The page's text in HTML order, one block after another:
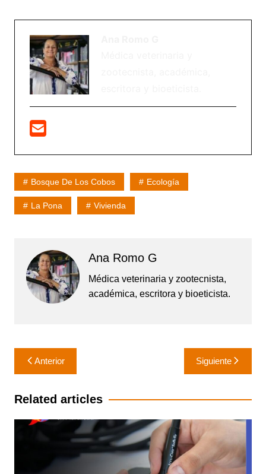
Bosque De Los Cobos Ecología
La Pona Vivienda
Ana Romo G
Médica veterinaria y zootecnista,
académica, escritora y bioeticista.
Navegación
de
entradas
Anterior Siguiente
Related articles